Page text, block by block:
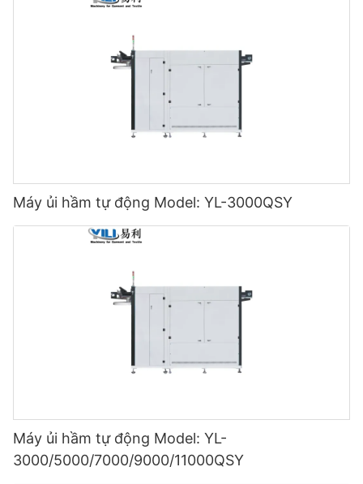
Máy ủi hầm tự động Model: YL-3000QSY
Máy ủi hầm tự động Model: YL-
3000/5000/7000/9000/11000QSY